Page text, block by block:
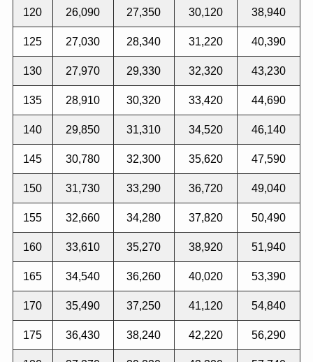
120 26,090 27,350 30,120 38,940
125 27,030 28,340 31,220 40,390
130 27,970 29,330 32,320 43,230
135 28,910 30,320 33,420 44,690
140 29,850 31,310 34,520 46,140
145 30,780 32,300 35,620 47,590
150 31,730 33,290 36,720 49,040
155 32,660 34,280 37,820 50,490
160 33,610 35,270 38,920 51,940
165 34,540 36,260 40,020 53,390
170 35,490 37,250 41,120 54,840
175 36,430 38,240 42,220 56,290